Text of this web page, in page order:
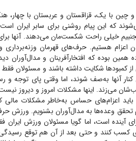
که این پیام روشنی برای سابر ایران
خیلی راحت شکست‌مان می‌دهند. آنها برای
اعزام هستیم. حرف‌های قهرمان
بوده که افتخارآفرینان و مدال‌آوران
کمبود‌ها شکایت داشته باشند و مسئولان فقط
آنها به‌صف شوند، اما وقتی پای توجه و
می‌زند. اینها مشکلات امروز و دیروز
اعزام‌های حساس به‌خاطر مشکلات مالی
تحقق وعده‌ها به مدال‌آوران بشنویم. ورزش
آینده است، اما گویا مسئولان ورزش ایران
کنند و حتی بعد از آن هم توقع رسیدگی